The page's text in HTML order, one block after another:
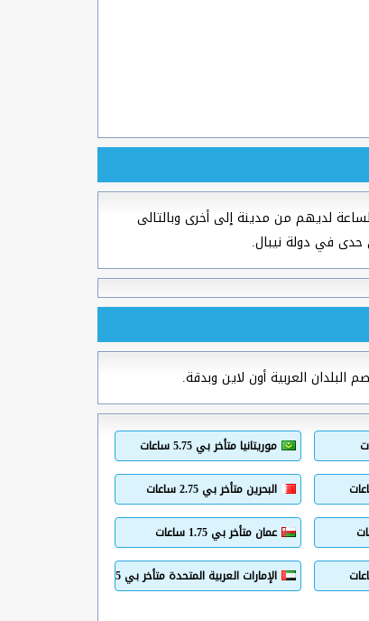
لديهم من مدينة إلى أخرى وبالتالى
حدى في دولة نيبال.
البلدان العربية أون لاين وبدقة.
موريتانيا متأخر بي 5.75 ساعات
البحرين متأخر بي 2.75 ساعات
عمان متأخر بي 1.75 ساعات
الإمارات العربية المتحدة متأخر بي 1.75 ساعات